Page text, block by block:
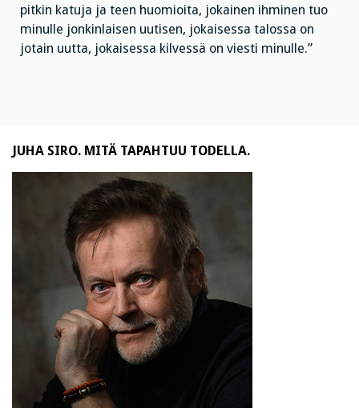
pitkin katuja ja teen huomioita, jokainen ihminen tuo
minulle jonkinlaisen uutisen, jokaisessa talossa on
jotain uutta, jokaisessa kilvessä on viesti minulle.”
JUHA SIRO. MITÄ TAPAHTUU TODELLA.